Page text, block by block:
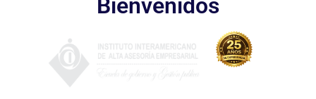
Bienvenidos